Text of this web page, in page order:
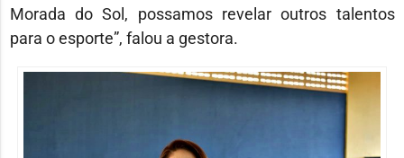
Morada do Sol, possamos revelar outros talentos
para o esporte”, falou a gestora.